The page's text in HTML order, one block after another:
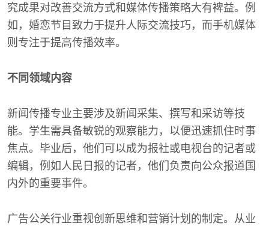
究成果对改善交流方式和媒体传播策略大有裨益。例
如，婚恋节目致力于提升人际交流技巧，而手机媒体
则专注于提高传播效率。
不同领域内容
新闻传播专业主要涉及新闻采集、撰写和采访等技
能。学生需具备敏锐的观察能力，以便迅速抓住时事
焦点。毕业后，他们可以成为报社或电视台的记者或
编辑，例如人民日报的记者，他们负责向公众报道国
内外的重要事件。
广告公关行业重视创新思维和营销计划的制定。从业